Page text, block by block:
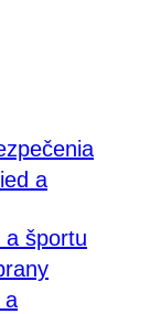
a
a športu
a